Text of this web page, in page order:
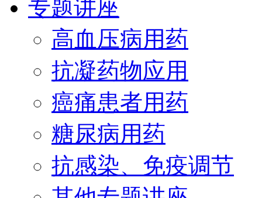
专题讲座
高血压病用药
抗凝药物应用
癌痛患者用药
糖尿病用药
抗感染、免疫调节